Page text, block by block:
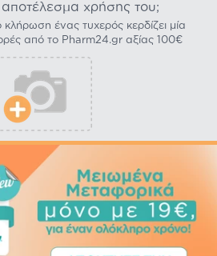
αποτέλεσμα χρήσης του;
ένας τυχερός κερδίζει μία
από το Pharm24.gr αξίας 100€